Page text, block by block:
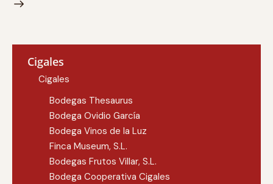
Cigales
Cigales
Bodegas Thesaurus
Bodega Ovidio García
Bodega Vinos de la Luz
Finca Museum, S.L.
Bodegas Frutos Villar, S.L.
Bodega Cooperativa Cigales